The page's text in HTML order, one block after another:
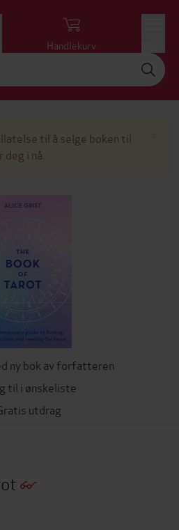
Handlekurv
til å selge boken til
i nå.
ny bok av forfatteren
til i ønskeliste
utdrag